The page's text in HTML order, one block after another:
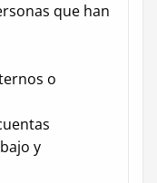
que han
o
y